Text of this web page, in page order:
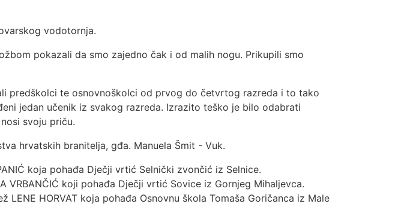
vodotornja.
pokazali da smo zajedno čak i od malih nogu. Prikupili smo
predškolci te osnovnoškolci od prvog do četvrtog razreda i to tako
jedan učenik iz svakog razreda. Izrazito teško je bilo odabrati
svoju priču.
hrvatskih branitelja, gđa. Manuela Šmit - Vuk.
koja pohađa Dječji vrtić Selnički zvončić iz Selnice.
VRBANČIĆ koji pohađa Dječji vrtić Sovice iz Gornjeg Mihaljevca.
LENE HORVAT koja pohađa Osnovnu škola Tomaša Goričanca iz Male